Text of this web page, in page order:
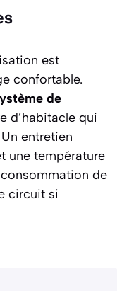
est
confortable.
de
d’habitacle qui
entretien
une température
de
circuit si